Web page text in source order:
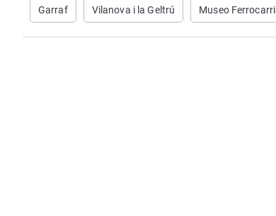
Garraf Vilanova i la Geltrú Museo Ferrocarril